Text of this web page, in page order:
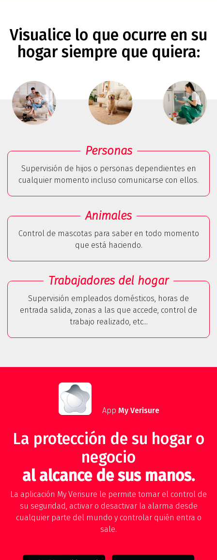
Visualice lo que ocurre en su
hogar siempre que quiera:
Personas
Supervisión de hijos o personas dependientes en
cualquier momento incluso comunicarse con ellos.
Animales
Control de mascotas para saber en todo momento
que está haciendo.
Trabajadores del hogar
Supervisión empleados domésticos, horas de
entrada salida, zonas a las que accede, control de
trabajo realizado, etc...
App My Verisure
La protección de su hogar o
negocio
al alcance de sus manos.
La aplicación My Verisure le permite tomar el control de
su seguridad, activar o desactivar la alarma desde
cualquier parte del mundo y controlar quién entra o
sale.